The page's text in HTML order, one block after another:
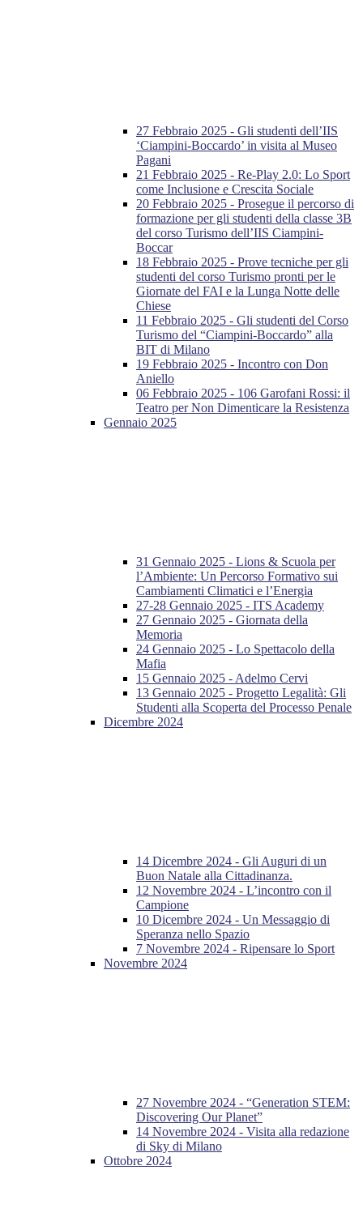
27 Febbraio 2025 - Gli studenti dell’IIS
‘Ciampini-Boccardo’ in visita al Museo
Pagani
21 Febbraio 2025 - Re-Play 2.0: Lo Sport
come Inclusione e Crescita Sociale
20 Febbraio 2025 - Prosegue il percorso di
formazione per gli studenti della classe 3B
del corso Turismo dell’IIS Ciampini-
Boccar
18 Febbraio 2025 - Prove tecniche per gli
studenti del corso Turismo pronti per le
Giornate del FAI e la Lunga Notte delle
Chiese
11 Febbraio 2025 - Gli studenti del Corso
Turismo del “Ciampini-Boccardo” alla
BIT di Milano
19 Febbraio 2025 - Incontro con Don
Aniello
06 Febbraio 2025 - 106 Garofani Rossi: il
Teatro per Non Dimenticare la Resistenza
Gennaio 2025
31 Gennaio 2025 - Lions & Scuola per
l’Ambiente: Un Percorso Formativo sui
Cambiamenti Climatici e l’Energia
27-28 Gennaio 2025 - ITS Academy
27 Gennaio 2025 - Giornata della
Memoria
24 Gennaio 2025 - Lo Spettacolo della
Mafia
15 Gennaio 2025 - Adelmo Cervi
13 Gennaio 2025 - Progetto Legalità: Gli
Studenti alla Scoperta del Processo Penale
Dicembre 2024
14 Dicembre 2024 - Gli Auguri di un
Buon Natale alla Cittadinanza.
12 Novembre 2024 - L’incontro con il
Campione
10 Dicembre 2024 - Un Messaggio di
Speranza nello Spazio
7 Novembre 2024 - Ripensare lo Sport
Novembre 2024
27 Novembre 2024 - “Generation STEM:
Discovering Our Planet”
14 Novembre 2024 - Visita alla redazione
di Sky di Milano
Ottobre 2024